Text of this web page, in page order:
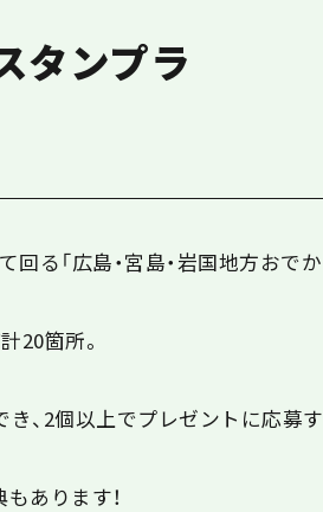
タンプラ
る「広島・宮島・岩国地方おでか
20箇所。
、2個以上でプレゼントに応募す
あります！